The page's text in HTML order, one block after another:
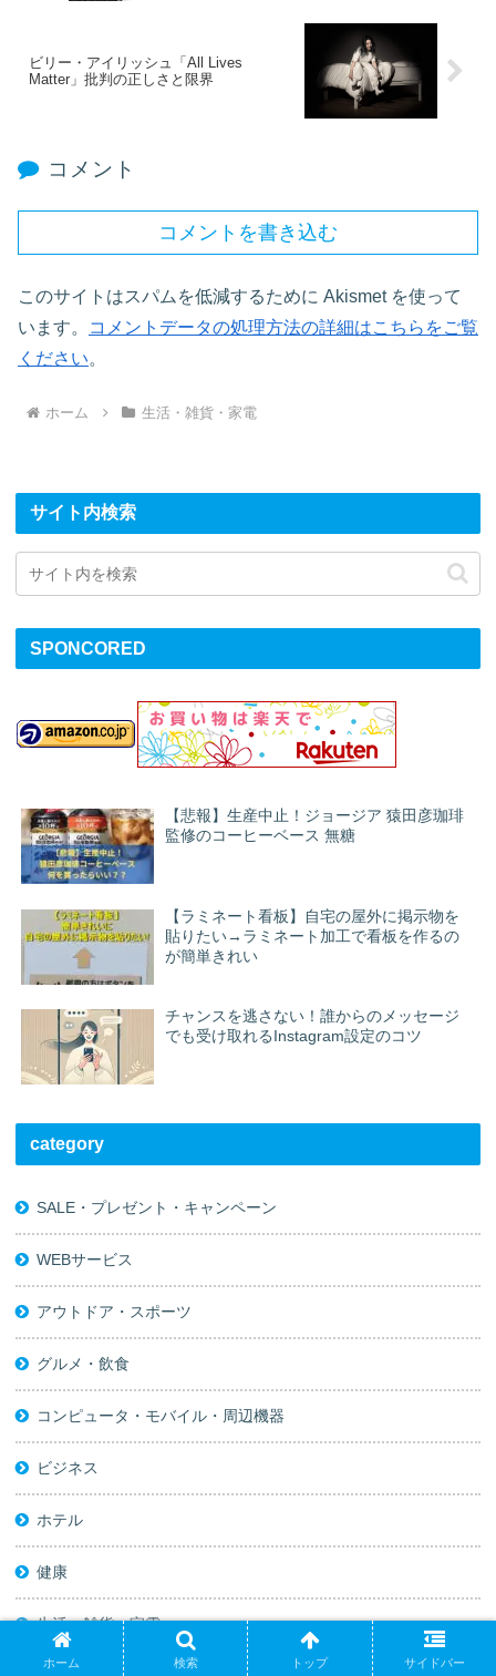
ビリー・アイリッシュ「All Lives
Matter」批判の正しさと限界
コメント
コメントを書き込む
このサイトはスパムを低減するために Akismet を使って
います。
コメントデータの処理方法の詳細はこちらをご覧
ください。
ホーム 生活・雑貨・家電
サイト内検索
SPONCORED
【悲報】生産中止！ジョージア 猿田彦珈琲
監修のコーヒーベース 無糖
【ラミネート看板】自宅の屋外に掲示物を
貼りたい→ラミネート加工で看板を作るの
が簡単きれい
チャンスを逃さない！誰からのメッセージ
でも受け取れるInstagram設定のコツ
category
SALE・プレゼント・キャンペーン
WEBサービス
アウトドア・スポーツ
グルメ・飲食
コンピュータ・モバイル・周辺機器
ビジネス
ホテル
健康
生活・雑貨・家電
ホーム 検索 トップ サイドバー